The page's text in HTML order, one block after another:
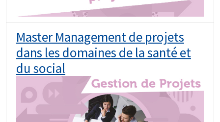
Master Management de projets
dans les domaines de la santé et
du social